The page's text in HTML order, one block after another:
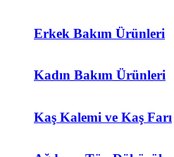
Erkek Bakım Ürünleri
Kadın Bakım Ürünleri
Kaş Kalemi ve Kaş Farı